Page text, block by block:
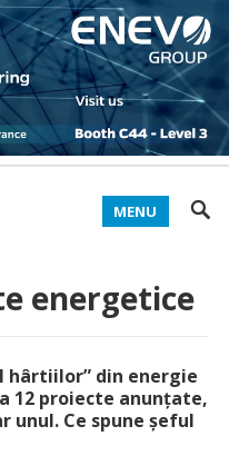
MENU
energetice
hârtiilor” din energie
12 proiecte anunțate,
unul. Ce spune șeful